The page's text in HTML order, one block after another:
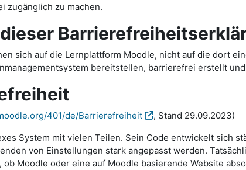
zugänglich zu machen.
sich auf die Lernplattform Moodle, nicht auf die dort
bereitstellen, barrierefrei erstellt
401/de/Barrierefreiheit
, Stand 29.09.2023)
System mit vielen Teilen. Sein Code entwickelt sich
von Einstellungen stark angepasst werden.
ob Moodle oder eine auf Moodle basierende Website